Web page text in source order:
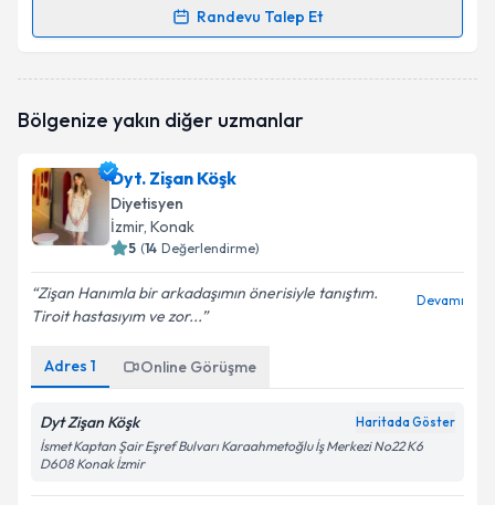
Randevu Talep Et
oluşturun. Size bu uzmandan randevu almanız için bir
Kişisel verilerimin işlenmesine ilişkin
Metni'ni okudum ve kişisel verilerimin belirtilen
kapsamda işlenmesini kabul ediyorum.
Takvim Talebini Gönder
Bölgenize yakın diğer uzmanlar
Dyt. Zişan Köşk
Diyetisyen
İzmir, Konak
5 (14 Değerlendirme)
Zişan Hanımla bir arkadaşımın önerisiyle tanıştım.
Tiroit hastasıyım ve zor...
Devamı
Adres 1 Online Görüşme
Dyt Zişan Köşk Haritada Göster
İsmet Kaptan Şair Eşref Bulvarı Karaahmetoğlu İş Merkezi No22 K6
D608 Konak İzmir